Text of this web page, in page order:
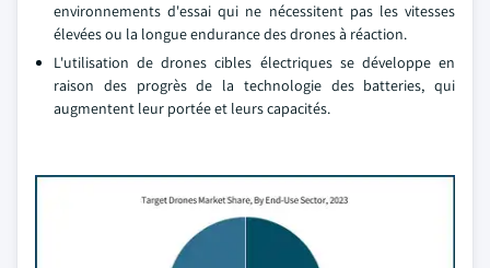
environnements d'essai qui ne nécessitent pas les vitesses
élevées ou la longue endurance des drones à réaction.
L'utilisation de drones cibles électriques se développe en
raison des progrès de la technologie des batteries, qui
augmentent leur portée et leurs capacités.